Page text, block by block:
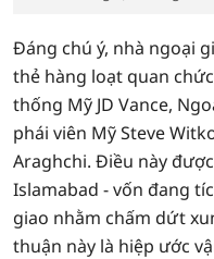
Đáng chú ý, nhà ngoại
thẻ hàng loạt quan
thống Mỹ JD Vance,
phái viên Mỹ Steve
Araghchi. Điều này
Islamabad - vốn đang
giao nhằm chấm dứt
thuận này là hiệp ước